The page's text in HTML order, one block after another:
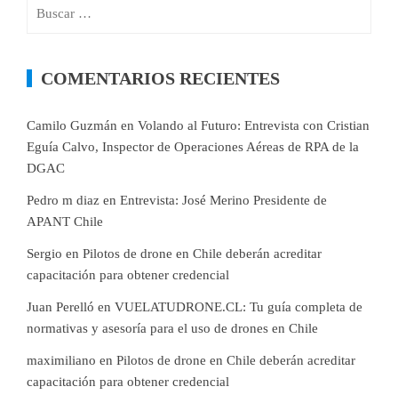
COMENTARIOS RECIENTES
Camilo Guzmán en Volando al Futuro: Entrevista con Cristian
Eguía Calvo, Inspector de Operaciones Aéreas de RPA de la
DGAC
Pedro m diaz en Entrevista: José Merino Presidente de
APANT Chile
Sergio en Pilotos de drone en Chile deberán acreditar
capacitación para obtener credencial
Juan Perelló en VUELATUDRONE.CL: Tu guía completa de
normativas y asesoría para el uso de drones en Chile
maximiliano en Pilotos de drone en Chile deberán acreditar
capacitación para obtener credencial